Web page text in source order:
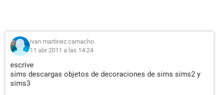
ivan martinez camacho
11 abr 2011 a las 14:24
escrive
sims descargas objetos de decoraciones de sims sims2 y
sims3